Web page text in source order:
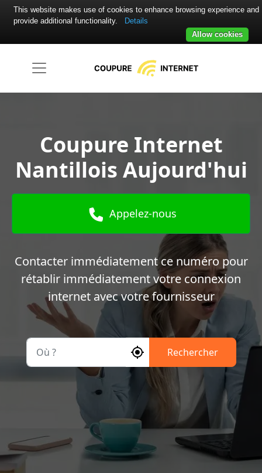
Coupure Internet
Nantillois Aujourd'hui
Appelez-nous
Contacter immédiatement ce numéro pour
rétablir immédiatement votre connexion
internet avec votre fournisseur
Rechercher
This website makes use of cookies to enhance browsing experience and
provide additional functionality.
Details
Allow cookies